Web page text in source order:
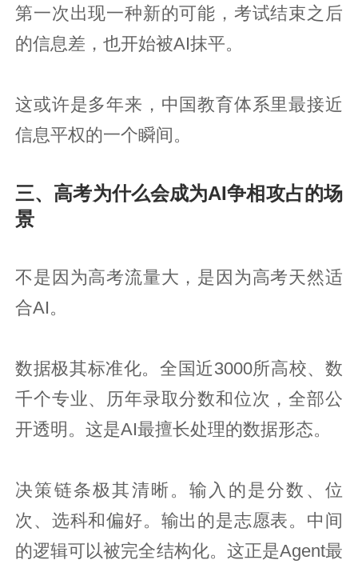
第一次出现一种新的可能，考试结束之后
的信息差，也开始被AI抹平。
这或许是多年来，中国教育体系里最接近
信息平权的一个瞬间。
三、高考为什么会成为AI争相攻占的场
景
不是因为高考流量大，是因为高考天然适
合AI。
数据极其标准化。全国近3000所高校、数
千个专业、历年录取分数和位次，全部公
开透明。这是AI最擅长处理的数据形态。
决策链条极其清晰。输入的是分数、位
次、选科和偏好。输出的是志愿表。中间
的逻辑可以被完全结构化。这正是Agent最